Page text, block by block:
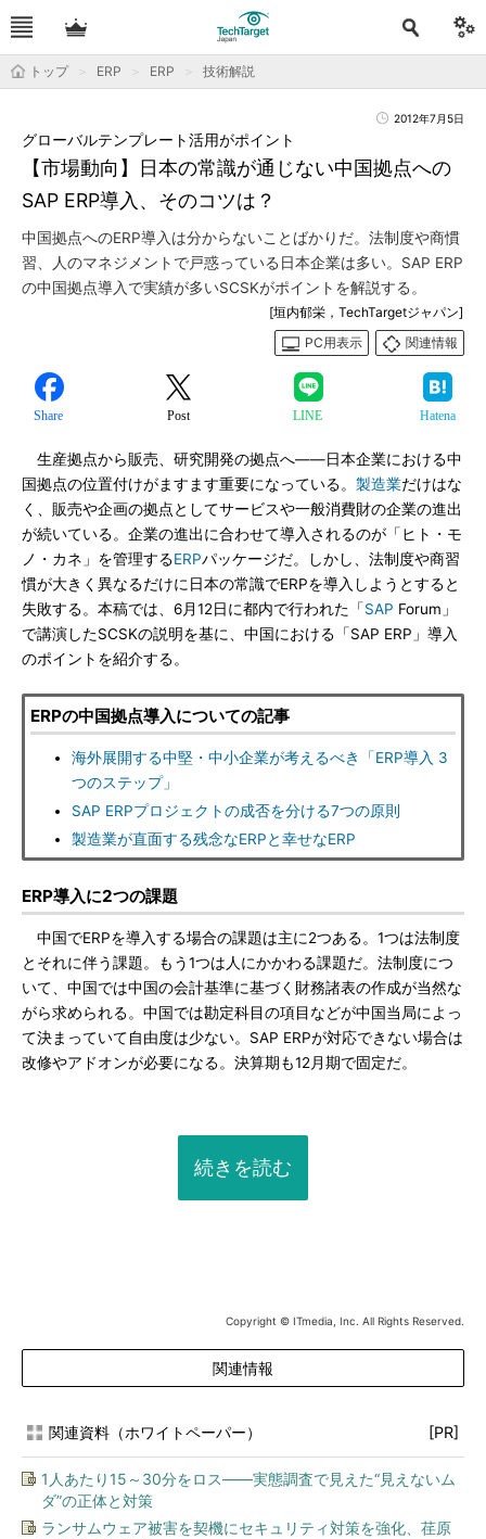
トップ ERP ERP 技術解説
2012年7月5日
【市場動向】日本の常識が通じない中国拠点への
SAP ERP導入、そのコツは？
グローバルテンプレート活用がポイント
中国拠点へのERP導入は分からないことばかりだ。法制度や商慣
習、人のマネジメントで戸惑っている日本企業は多い。SAP ERP
の中国拠点導入で実績が多いSCSKがポイントを解説する。
[垣内郁栄，TechTargetジャパン]
PC用表示
関連情報
Share Post LINE Hatena
生産拠点から販売、研究開発の拠点へ――日本企業における中
国拠点の位置付けがますます重要になっている。 製造業だけはな
く、販売や企画の拠点としてサービスや一般消費財の企業の進出
が続いている。企業の進出に合わせて導入されるのが「ヒト・モ
ノ・カネ」を管理するERPパッケージだ。しかし、法制度や商習
慣が大きく異なるだけに日本の常識でERPを導入しようとすると
失敗する。本稿では、6月12日に都内で行われた「SAP Forum」
で講演したSCSKの説明を基に、中国における「SAP ERP」導入
のポイントを紹介する。
ERPの中国拠点導入についての記事
海外展開する中堅・中小企業が考えるべき「ERP導入 3
つのステップ」
SAP ERPプロジェクトの成否を分ける7つの原則
製造業が直面する残念なERPと幸せなERP
ERP導入に2つの課題
中国でERPを導入する場合の課題は主に2つある。1つは法制度
とそれに伴う課題。もう1つは人にかかわる課題だ。法制度につ
いて、中国では中国の会計基準に基づく財務諸表の作成が当然な
がら求められる。中国では勘定科目の項目などが中国当局によっ
て決まっていて自由度は少ない。SAP ERPが対応できない場合は
改修やアドオンが必要になる。決算期も12月期で固定だ。
続きを読む
Copyright © ITmedia, Inc. All Rights Reserved.
関連情報
関連資料（ホワイトペーパー） [PR]
1人あたり15～30分をロス――実態調査で見えた“見えないム
ダ”の正体と対策
ランサムウェア被害を契機にセキュリティ対策を強化、荏原